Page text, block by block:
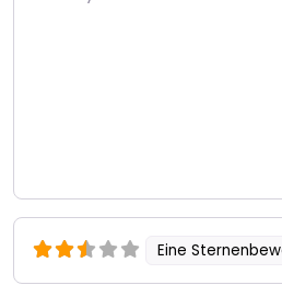
Eine